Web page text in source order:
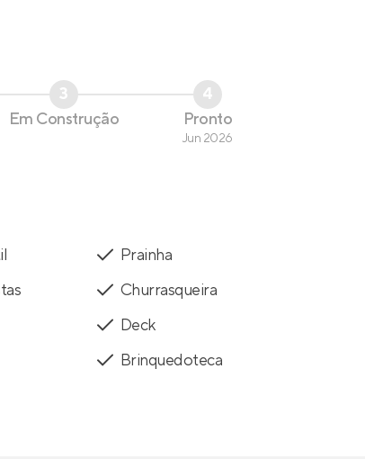
3
Em Construção
4
Pronto
Jun 2026
Prainha
Churrasqueira
Deck
Brinquedoteca